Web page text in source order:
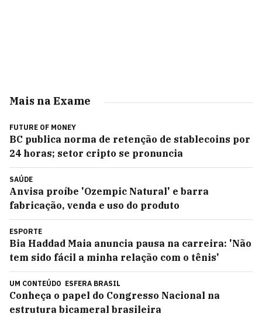
Mais na Exame
FUTURE OF MONEY
BC publica norma de retenção de stablecoins por
24 horas; setor cripto se pronuncia
SAÚDE
Anvisa proíbe 'Ozempic Natural' e barra
fabricação, venda e uso do produto
ESPORTE
Bia Haddad Maia anuncia pausa na carreira: 'Não
tem sido fácil a minha relação com o tênis'
UM CONTEÚDO ESFERA BRASIL
Conheça o papel do Congresso Nacional na
estrutura bicameral brasileira